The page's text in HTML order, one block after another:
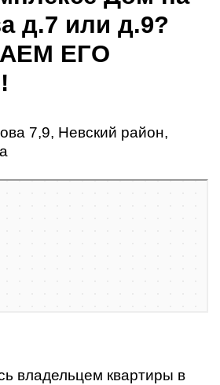
д.7 или д.9?
ЕГО
7,9, Невский район,
владельцем квартиры в